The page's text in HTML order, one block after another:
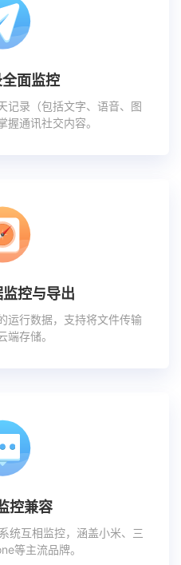
面监控
记录（包括文字、语音、图
握通讯社交内容。
控与导出
运行数据，支持将文件传输
端存储。
控兼容
统互相监控，涵盖小米、三
等主流品牌。